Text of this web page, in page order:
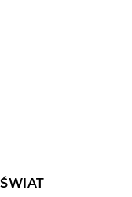
ŚWIAT